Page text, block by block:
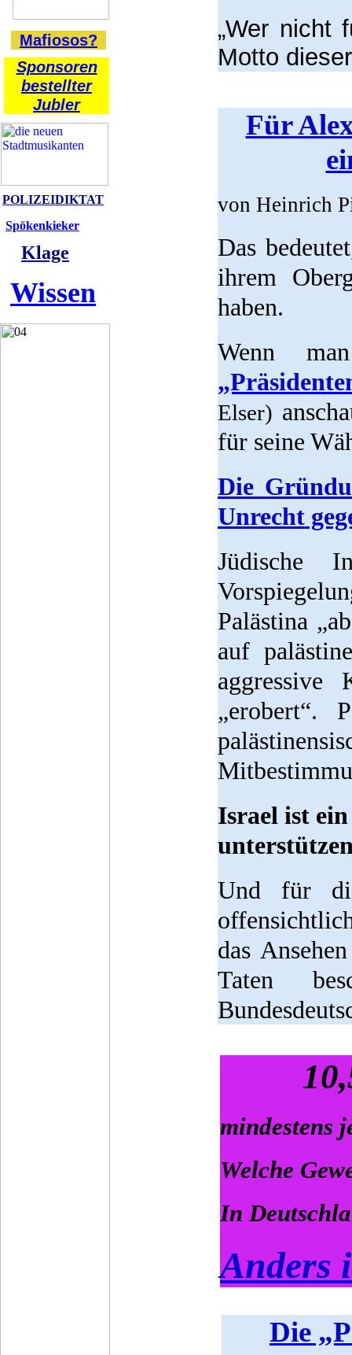
Mafiosos?
Sponsoren
bestellter
Jubler
POLIZEIDIKTAT
Spökenkieker
Klage
Wissen
„Wer nicht
Motto
Für
von Heinrich
Das
ihrem
haben.
Wenn
Elser)
für seine
Die
Unrecht
Jüdische
Palästina
auf
aggressive
„erobert“.
Israel ist
Und für
das
Taten
mindestens
Welche
In
Anders
Die